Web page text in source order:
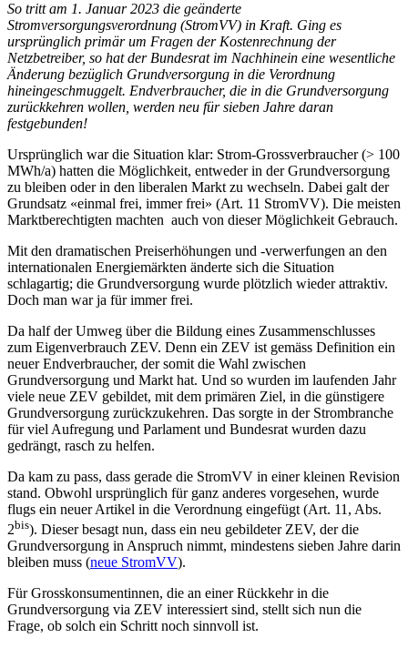
So tritt am 1. Januar 2023 die geänderte
Stromversorgungsverordnung (StromVV) in Kraft. Ging es
ursprünglich primär um Fragen der Kostenrechnung der
Netzbetreiber, so hat der Bundesrat im Nachhinein eine wesentliche
Änderung bezüglich Grundversorgung in die Verordnung
hineingeschmuggelt. Endverbraucher, die in die Grundversorgung
zurückkehren wollen, werden neu für sieben Jahre daran
festgebunden!
Ursprünglich war die Situation klar: Strom-Grossverbraucher (> 100
MWh/a) hatten die Möglichkeit, entweder in der Grundversorgung
zu bleiben oder in den liberalen Markt zu wechseln. Dabei galt der
Grundsatz «einmal frei, immer frei» (Art. 11 StromVV). Die meisten
Marktberechtigten machten auch von dieser Möglichkeit Gebrauch.
Mit den dramatischen Preiserhöhungen und -verwerfungen an den
internationalen Energiemärkten änderte sich die Situation
schlagartig; die Grundversorgung wurde plötzlich wieder attraktiv.
Doch man war ja für immer frei.
Da half der Umweg über die Bildung eines Zusammenschlusses
zum Eigenverbrauch ZEV. Denn ein ZEV ist gemäss Definition ein
neuer Endverbraucher, der somit die Wahl zwischen
Grundversorgung und Markt hat. Und so wurden im laufenden Jahr
viele neue ZEV gebildet, mit dem primären Ziel, in die günstigere
Grundversorgung zurückzukehren. Das sorgte in der Strombranche
für viel Aufregung und Parlament und Bundesrat wurden dazu
gedrängt, rasch zu helfen.
Da kam zu pass, dass gerade die StromVV in einer kleinen Revision
stand. Obwohl ursprünglich für ganz anderes vorgesehen, wurde
flugs ein neuer Artikel in die Verordnung eingefügt (Art. 11, Abs.
2bis). Dieser besagt nun, dass ein neu gebildeter ZEV, der die
Grundversorgung in Anspruch nimmt, mindestens sieben Jahre darin
bleiben muss (neue StromVV).
Für Grosskonsumentinnen, die an einer Rückkehr in die
Grundversorgung via ZEV interessiert sind, stellt sich nun die
Frage, ob solch ein Schritt noch sinnvoll ist.